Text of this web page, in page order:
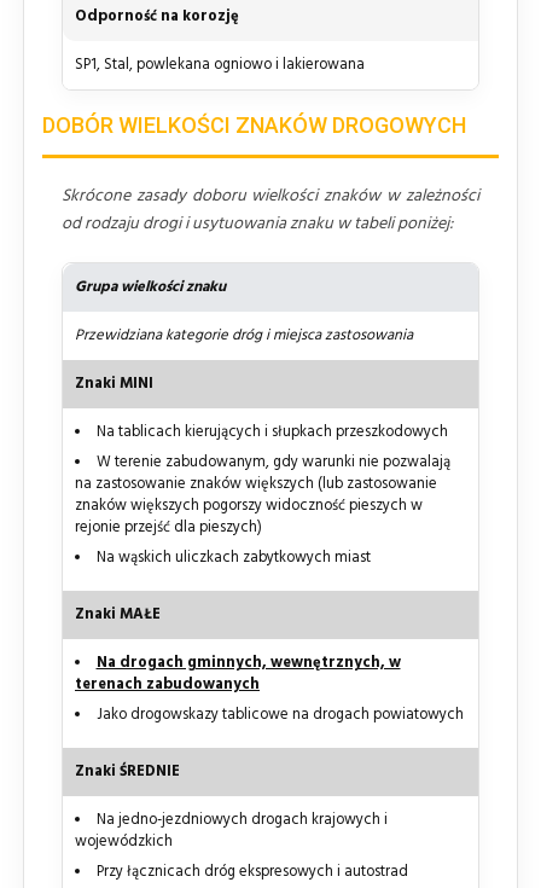
Odporność na korozję
SP1, Stal, powlekana ogniowo i lakierowana
DOBÓR WIELKOŚCI ZNAKÓW DROGOWYCH
Skrócone zasady doboru wielkości znaków w zależności
od rodzaju drogi i usytuowania znaku w tabeli poniżej:
Grupa wielkości znaku
Przewidziana kategorie dróg i miejsca zastosowania
Znaki MINI
Na tablicach kierujących i słupkach przeszkodowych
W terenie zabudowanym, gdy warunki nie pozwalają
na zastosowanie znaków większych (lub zastosowanie
znaków większych pogorszy widoczność pieszych w
rejonie przejść dla pieszych)
Na wąskich uliczkach zabytkowych miast
Znaki MAŁE
Na drogach gminnych, wewnętrznych, w
terenach zabudowanych
Jako drogowskazy tablicowe na drogach powiatowych
Znaki ŚREDNIE
Na jedno-jezdniowych drogach krajowych i
wojewódzkich
Przy łącznicach dróg ekspresowych i autostrad